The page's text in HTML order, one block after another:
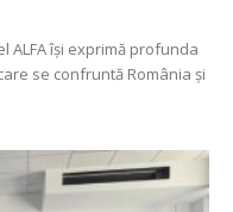
ALFA își exprimă profunda
se confruntă România și